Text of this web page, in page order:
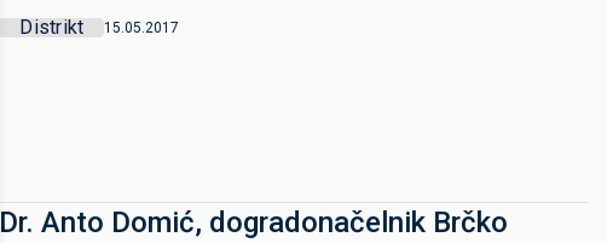
Distrikt 15.05.2017
Dr. Anto Domić, dogradonačelnik Brčko